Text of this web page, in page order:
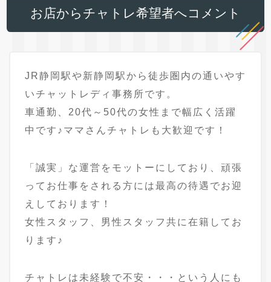
お店からチャトレ希望者へコメント
JR静岡駅や新静岡駅から徒歩圏内の通いやす
いチャットレディ事務所です。
車通勤、20代～50代の女性まで幅広く活躍
中です♪ママさんチャトレも大歓迎です！
「誠実」な運営をモットーにしており、頑張
ってお仕事をされる方には最高の待遇でお迎
えしております！
女性スタッフ、男性スタッフ共に在籍してお
ります♪
チャトレは未経験で不安・・・という人にも